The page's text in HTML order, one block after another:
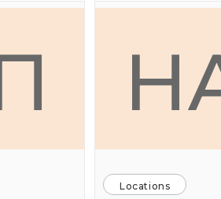
Locations